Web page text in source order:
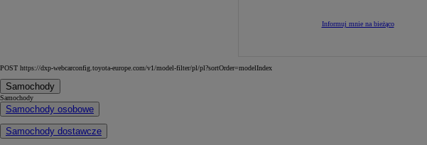
Informuj mnie na bieżąco
POST https://dxp-webcarconfig.toyota-europe.com/v1/model-filter/pl/pl?sortOrder=modelIndex
Samochody
Samochody
Samochody osobowe
Samochody dostawcze